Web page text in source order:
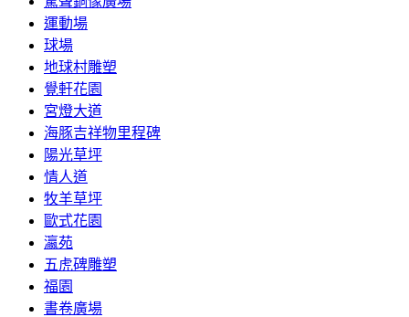
運動場
球場
地球村雕塑
覺軒花園
宮燈大道
海豚吉祥物里程碑
陽光草坪
情人道
牧羊草坪
歐式花園
瀛苑
五虎碑雕塑
福園
書卷廣場